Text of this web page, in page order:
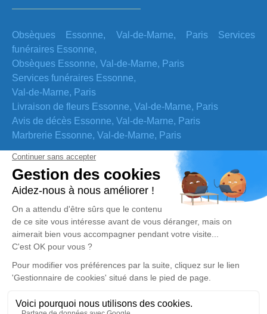
Obsèques Essonne, Val-de-Marne, Paris Services
funéraires Essonne,
Obsèques Essonne, Val-de-Marne, Paris
Services funéraires Essonne,
Val-de-Marne, Paris
Livraison de fleurs Essonne, Val-de-Marne, Paris
Avis de décès Essonne, Val-de-Marne, Paris
Marbrerie Essonne, Val-de-Marne, Paris
Nos coordonnées
Adresse
4 rue Froidevaux, 75014, PARIS
contact@lart-funeraire.fr